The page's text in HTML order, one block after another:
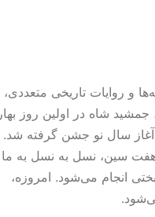
و روایات تاریخی متعددی،
شاه در اولین روز بهار
آغاز سال نو جشن گرفته شد.
سین، نسل به نسل به ما
انجام می‌شود. امروزه،